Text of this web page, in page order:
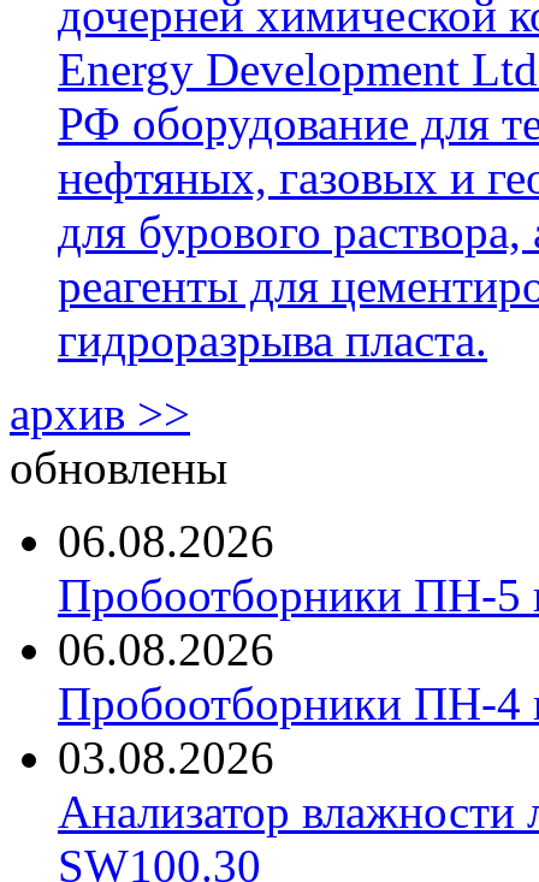
дочерней химической
Energy Development
РФ оборудование для
нефтяных, газовых и
для бурового
реагенты для
гидроразрыва пласта.
архив >>
обновлены
06.08.2026
Пробоотборники ПН-
06.08.2026
Пробоотборники ПН-
03.08.2026
Анализатор
SW100.30